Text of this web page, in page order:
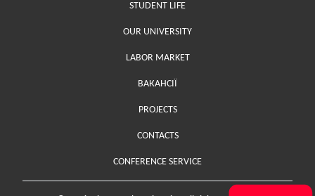
STUDENT LIFE
OUR UNIVERSITY
LABOR MARKET
ВАКАНСІЇ
PROJECTS
Меню у футері (додаткове)
CONTACTS
CONFERENCE SERVICE